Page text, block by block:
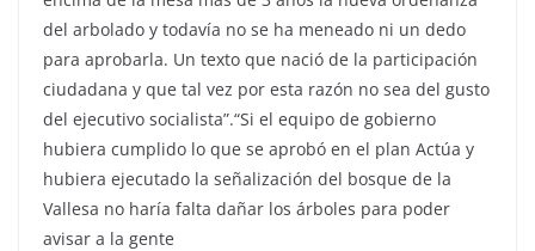
del arbolado y todavía no se ha meneado ni un dedo
para aprobarla. Un texto que nació de la participación
ciudadana y que tal vez por esta razón no sea del gusto
del ejecutivo socialista”.“Si el equipo de gobierno
hubiera cumplido lo que se aprobó en el plan Actúa y
hubiera ejecutado la señalización del bosque de la
Vallesa no haría falta dañar los árboles para poder
avisar a la gente